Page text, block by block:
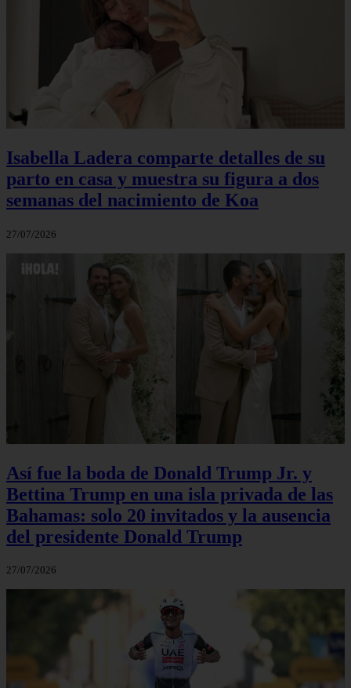
Isabella Ladera comparte detalles de su
parto en casa y muestra su figura a dos
semanas del nacimiento de Koa
27/07/2026
Así fue la boda de Donald Trump Jr. y
Bettina Trump en una isla privada de las
Bahamas: solo 20 invitados y la ausencia
del presidente Donald Trump
27/07/2026